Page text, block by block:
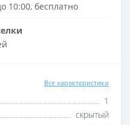
10:00, бесплатно
Все характеристики
1
скрытый